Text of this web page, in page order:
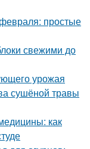
простые
свежими до
урожая
сушёной травы
как